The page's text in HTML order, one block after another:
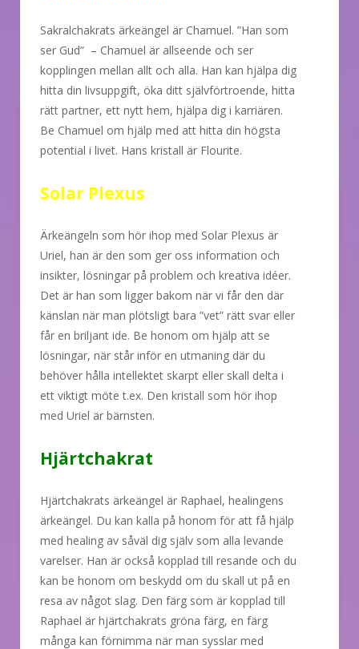
Sakralchakrats ärkeängel är Chamuel. ”Han som
ser Gud” – Chamuel är allseende och ser
kopplingen mellan allt och alla. Han kan hjälpa dig
hitta din livsuppgift, öka ditt självförtroende, hitta
rätt partner, ett nytt hem, hjälpa dig i karriären.
Be Chamuel om hjälp med att hitta din högsta
potential i livet. Hans kristall är Flourite.
Solar Plexus
Ärkeängeln som hör ihop med Solar Plexus är
Uriel, han är den som ger oss information och
insikter, lösningar på problem och kreativa idéer.
Det är han som ligger bakom när vi får den där
känslan när man plötsligt bara ”vet” rätt svar eller
får en briljant ide. Be honom om hjälp att se
lösningar, när står inför en utmaning där du
behöver hålla intellektet skarpt eller skall delta i
ett viktigt möte t.ex. Den kristall som hör ihop
med Uriel är bärnsten.
Hjärtchakrat
Hjärtchakrats ärkeängel är Raphael, healingens
ärkeängel. Du kan kalla på honom för att få hjälp
med healing av såväl dig själv som alla levande
varelser. Han är också kopplad till resande och du
kan be honom om beskydd om du skall ut på en
resa av något slag. Den färg som är kopplad till
Raphael är hjärtchakrats gröna färg, en färg
många kan förnimma när man sysslar med